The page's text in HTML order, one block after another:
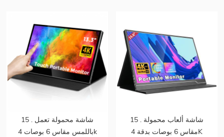
15 . شاشة محمولة تعمل
باللمس مقاس 6 بوصات 4k
15 . شاشة ألعاب محمولة
مقاس 6 بوصات بدقة 4K